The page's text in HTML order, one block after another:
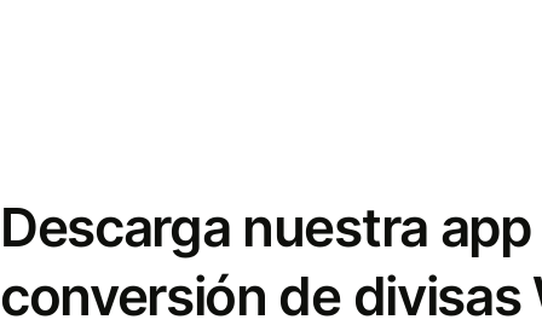
Descarga nuestra
conversión de divisas